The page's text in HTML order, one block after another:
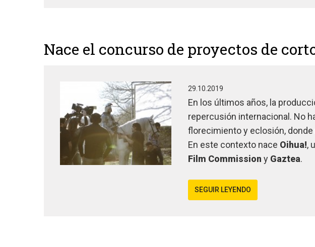
Nace el concurso de proyectos de
29.10.2019
En los últimos años, la
repercusión internacional. No
florecimiento y eclosión,
En este contexto nace Oihua!,
Film Commission y Gaztea.
SEGUIR LEYENDO